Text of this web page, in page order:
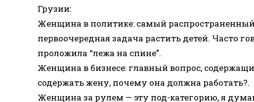
Грузии:
Женщина в политике: самый
первоочередная задача растить детей. Часто
проложила “лежа на спине”.
Женщина в бизнесе: главный вопрос,
содержать жену, почему она должна работать?.
Женщина за рулем — эту под-категорию, я